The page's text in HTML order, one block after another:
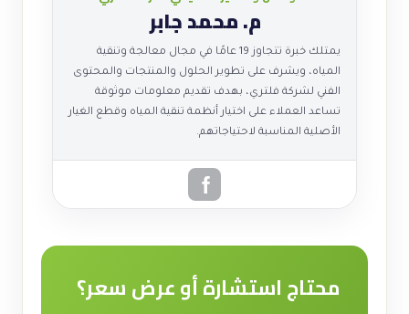
م. محمد جابر
يمتلك خبرة تتجاوز 19 عامًا في مجال معالجة وتنقية
المياه، ويشرف على تطوير الحلول والمنتجات والمحتوى
الفني لشركة فلتري، بهدف تقديم معلومات موثوقة
تساعد العملاء على اختيار أنظمة تنقية المياه وقطع الغيار
الأصلية المناسبة لاحتياجاتهم.
محتاج استشارة أو عرض سعر؟